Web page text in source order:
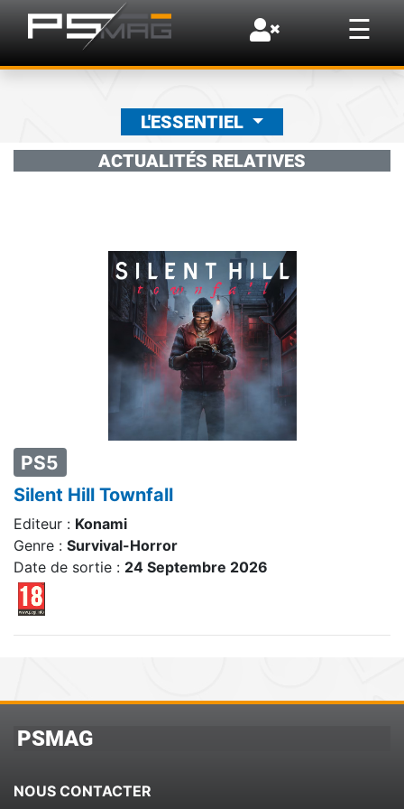
☰
×
L'ESSENTIEL
PS5
Silent Hill Townfall
Editeur : Konami
Genre : Survival-Horror
Date de sortie : 24 Septembre 2026
ACTUALITÉS RELATIVES
PSMAG
NOUS CONTACTER